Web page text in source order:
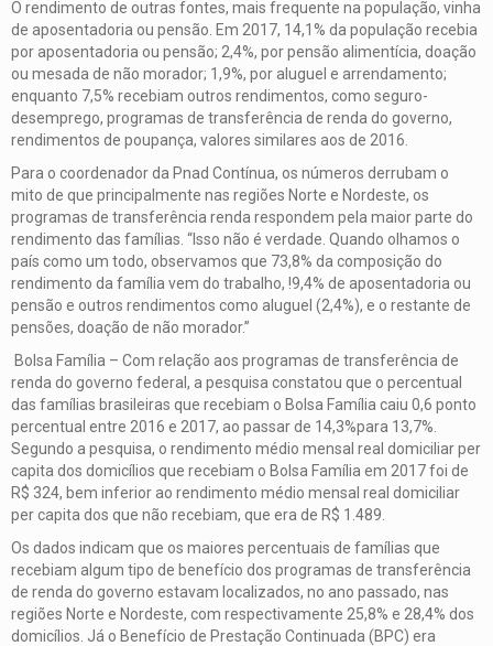
O rendimento de outras fontes, mais frequente na população, vinha
de aposentadoria ou pensão. Em 2017, 14,1% da população recebia
por aposentadoria ou pensão; 2,4%, por pensão alimentícia, doação
ou mesada de não morador; 1,9%, por aluguel e arrendamento;
enquanto 7,5% recebiam outros rendimentos, como seguro-
desemprego, programas de transferência de renda do governo,
rendimentos de poupança, valores similares aos de 2016.
Para o coordenador da Pnad Contínua, os números derrubam o
mito de que principalmente nas regiões Norte e Nordeste, os
programas de transferência renda respondem pela maior parte do
rendimento das famílias. “Isso não é verdade. Quando olhamos o
país como um todo, observamos que 73,8% da composição do
rendimento da família vem do trabalho, !9,4% de aposentadoria ou
pensão e outros rendimentos como aluguel (2,4%), e o restante de
pensões, doação de não morador.”
Bolsa Família – Com relação aos programas de transferência de
renda do governo federal, a pesquisa constatou que o percentual
das famílias brasileiras que recebiam o Bolsa Família caiu 0,6 ponto
percentual entre 2016 e 2017, ao passar de 14,3%para 13,7%.
Segundo a pesquisa, o rendimento médio mensal real domiciliar per
capita dos domicílios que recebiam o Bolsa Família em 2017 foi de
R$ 324, bem inferior ao rendimento médio mensal real domiciliar
per capita dos que não recebiam, que era de R$ 1.489.
Os dados indicam que os maiores percentuais de famílias que
recebiam algum tipo de benefício dos programas de transferência
de renda do governo estavam localizados, no ano passado, nas
regiões Norte e Nordeste, com respectivamente 25,8% e 28,4% dos
domicílios. Já o Benefício de Prestação Continuada (BPC) era